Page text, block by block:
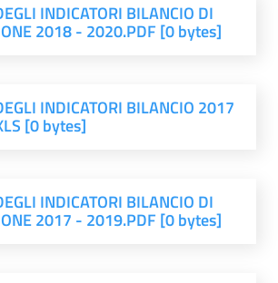
INDICATORI BILANCIO DI
2018 - 2020.PDF [0 bytes]
INDICATORI BILANCIO 2017
[0 bytes]
INDICATORI BILANCIO DI
2017 - 2019.PDF [0 bytes]